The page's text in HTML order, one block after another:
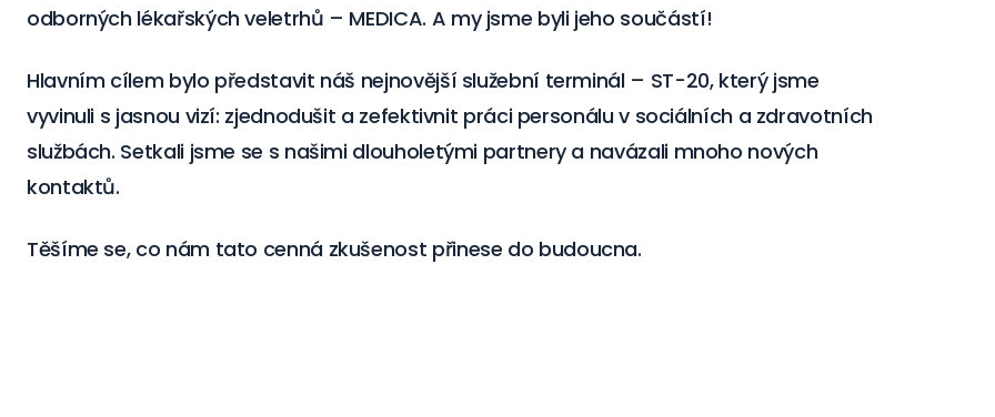
odborných lékařských veletrhů – MEDICA. A my jsme byli jeho součástí!
Hlavním cílem bylo představit náš nejnovější služební terminál – ST-20, který jsme
vyvinuli s jasnou vizí: zjednodušit a zefektivnit práci personálu v sociálních a zdravotních
službách. Setkali jsme se s našimi dlouholetými partnery a navázali mnoho nových
kontaktů.
Těšíme se, co nám tato cenná zkušenost přinese do budoucna.